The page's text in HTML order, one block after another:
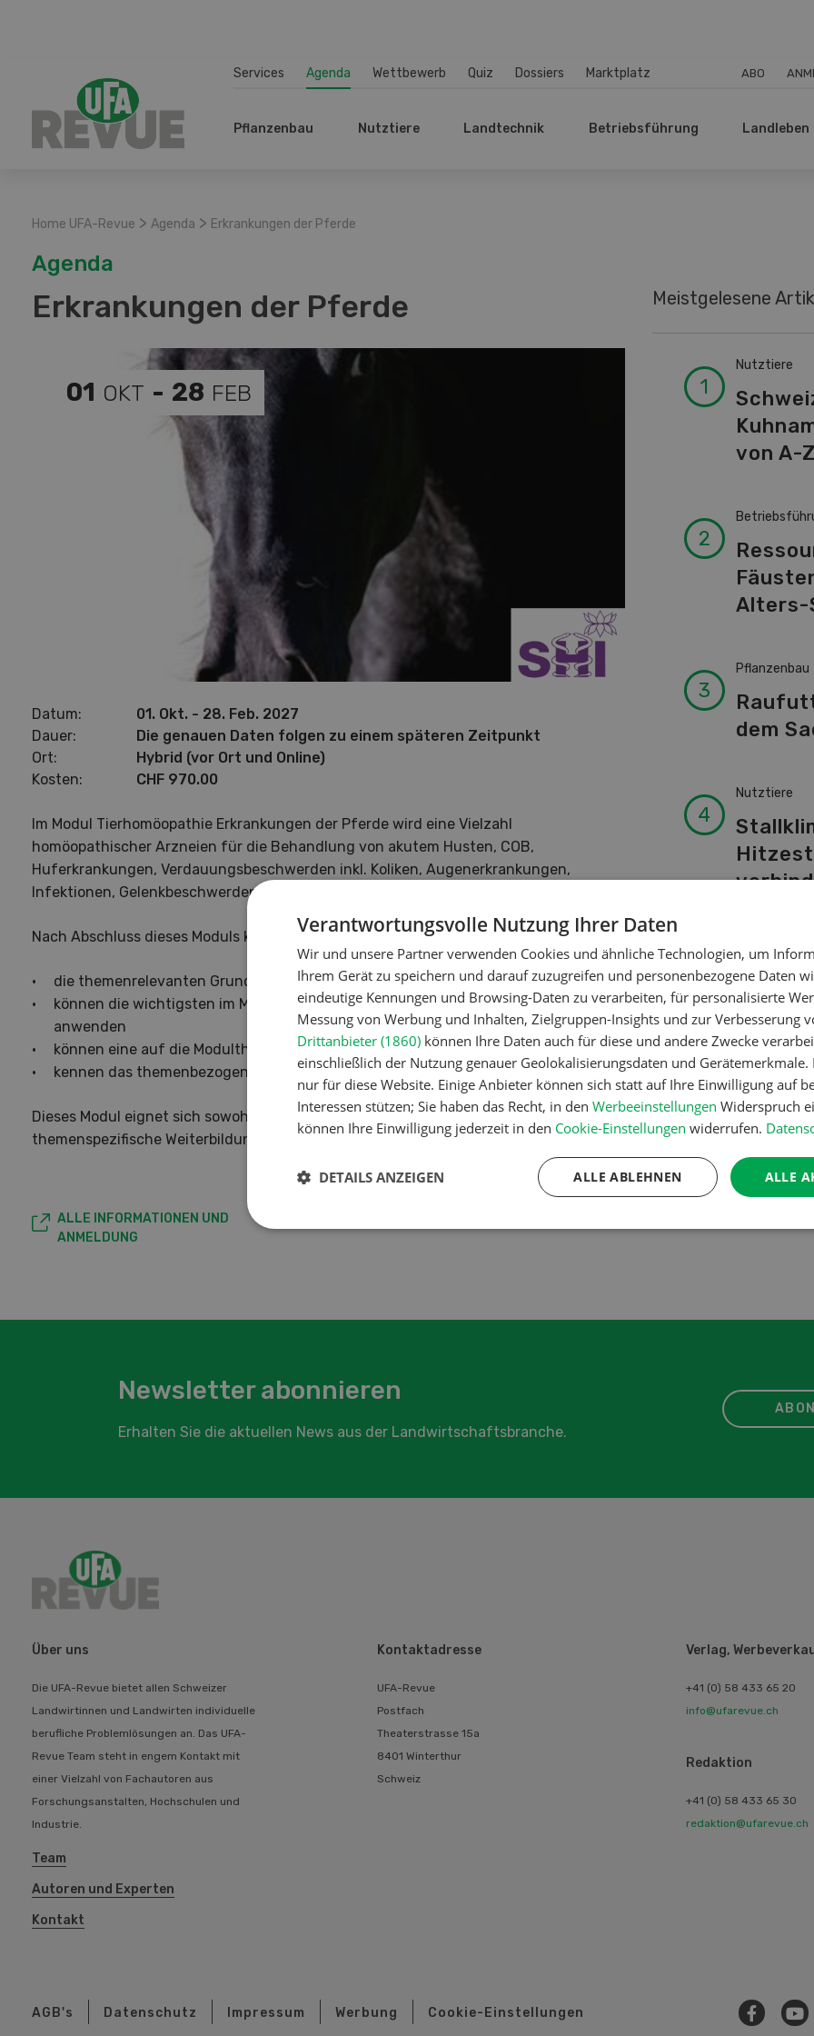
Services Agenda Wettbewerb Quiz Dossiers Marktplatz ABO
Pflanzenbau Nutztiere Landtechnik Betriebsführung Landleben
Home UFA-Revue > Agenda > Erkrankungen der Pferde
Agenda
Erkrankungen der Pferde
OKT
01 - FEB
28
Datum:
01. Okt. - 28. Feb. 2027
Dauer:
Die genauen Daten folgen zu einem späteren Zeitpunkt
Ort:
Hybrid (vor Ort und Online)
Kosten:
CHF 970.00
Im Modul Tierhomöopathie Erkrankungen der Pferde wird eine Vielzahl
homöopathischer Arzneien für die Behandlung von akutem Husten, COB,
Huferkrankungen, Verdauungsbeschwerden inkl. Koliken, Augenerkrankungen,
Infektionen, Gelenkbeschwerden und Hautbeschwerden besprochen.
Nach Abschluss dieses Moduls kennen die Teilnehmenden
die themenrelevanten Grundlagen der Homöopathie
können die wichtigsten im Modul besprochenen Arzneien unterscheiden und
anwenden
können eine auf die Modulthemen bezogene Fallaufnahme durchführen
kennen das themenbezogene Casemanagement
Dieses Modul eignet sich sowohl als Einstieg in die Tierhomöopathie wie auch als
themenspezifische Weiterbildung. Es sind keine Vorkenntnisse nötig.
ALLE INFORMATIONEN UND
ANMELDUNG
Meistgelesene
Nutztiere
von A-Z
Alters-
Pflanzenbau
dem
Nutztiere
Fotorätsel
WEITERLESEN
Newsletter abonnieren
Erhalten Sie die aktuellen News aus der Landwirtschaftsbranche.
Über uns
Die UFA-Revue bietet allen Schweizer
Landwirtinnen und Landwirten individuelle
berufliche Problemlösungen an. Das UFA-
Revue Team steht in engem Kontakt mit
einer Vielzahl von Fachautoren aus
Forschungsanstalten, Hochschulen und
Industrie.
Team
Autoren und Experten
Kontakt
Kontaktadresse
UFA-Revue
Postfach
Theaterstrasse 15a
8401 Winterthur
Schweiz
Verlag,
+41 (0) 58 433 65 20
info@ufarevue.ch
Redaktion
+41 (0) 58 433 65 30
redaktion@ufarevue.ch
AGB's Datenschutz Impressum Werbung Cookie-Einstellungen
Verantwortungsvolle Nutzung Ihrer Daten
Wir und unsere Partner verwenden Cookies und ähnliche Technologien, um
Ihrem Gerät zu speichern und darauf zuzugreifen und personenbezogene Daten
eindeutige Kennungen und Browsing-Daten zu verarbeiten, für personalisierte
Messung von Werbung und Inhalten, Zielgruppen-Insights und zur Verbesserung
Drittanbieter (1860) können Ihre Daten auch für diese und andere Zwecke
einschließlich der Nutzung genauer Geolokalisierungsdaten und
nur für diese Website. Einige Anbieter können sich statt auf Ihre Einwilligung auf
Interessen stützen; Sie haben das Recht, in den Werbeeinstellungen Widerspruch
können Ihre Einwilligung jederzeit in den Cookie-Einstellungen widerrufen.
ALLE
ALLE ABLEHNEN
DETAILS ANZEIGEN